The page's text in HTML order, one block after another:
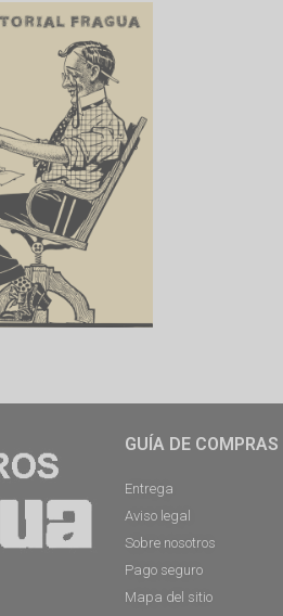
GUÍA DE COMPRAS
Entrega
Aviso legal
Sobre nosotros
Pago seguro
Mapa del sitio